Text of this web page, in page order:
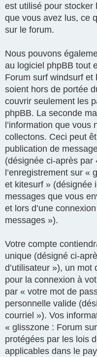
est utilisé pour stocker
que vous avez lus, ce
sur le forum.
Nous pouvons
au logiciel phpBB tout
Forum surf windsurf et
soient hors de portée
couvrir seulement les
phpBB. La seconde
l’information que
collectons. Ceci peut
publication de
(désignée ci-après par
l’enregistrement sur «
et kitesurf » (désignée
messages que vous
et lors d’une
messages »).
Votre compte
unique (désigné ci-
d’utilisateur »), un
pour la connexion à
par « votre mot de
personnelle valide
courriel »). Vos
« glisszone : Forum
protégées par les lois
applicables dans le